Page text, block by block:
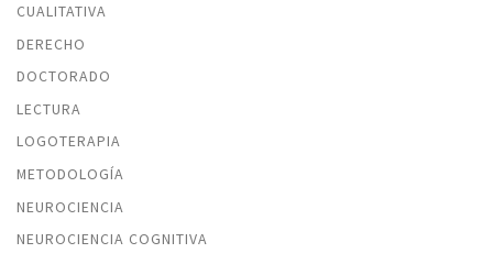
CUALITATIVA
DERECHO
DOCTORADO
LECTURA
LOGOTERAPIA
METODOLOGÍA
NEUROCIENCIA
NEUROCIENCIA COGNITIVA